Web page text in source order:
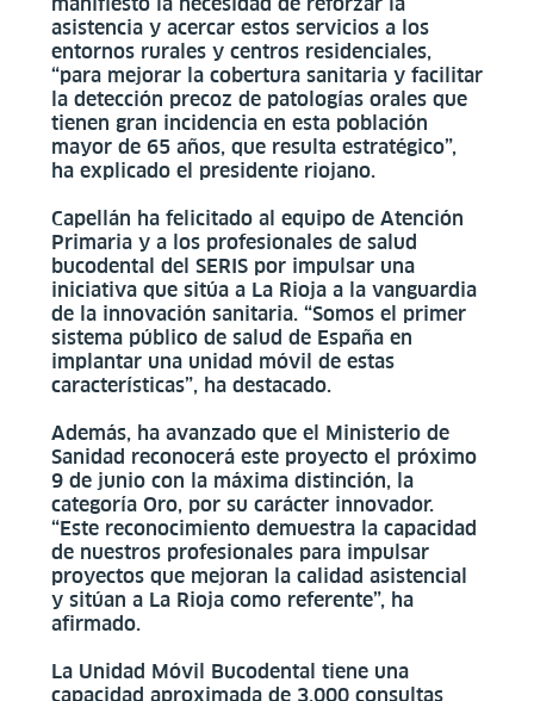
asistencia y acercar estos servicios a los
entornos rurales y centros residenciales,
“para mejorar la cobertura sanitaria y facilitar
la detección precoz de patologías orales que
tienen gran incidencia en esta población
mayor de 65 años, que resulta estratégico”,
ha explicado el presidente riojano.
Capellán ha felicitado al equipo de Atención
Primaria y a los profesionales de salud
bucodental del SERIS por impulsar una
iniciativa que sitúa a La Rioja a la vanguardia
de la innovación sanitaria. “Somos el primer
sistema público de salud de España en
implantar una unidad móvil de estas
características”, ha destacado.
Además, ha avanzado que el Ministerio de
Sanidad reconocerá este proyecto el próximo
9 de junio con la máxima distinción, la
categoría Oro, por su carácter innovador.
“Este reconocimiento demuestra la capacidad
de nuestros profesionales para impulsar
proyectos que mejoran la calidad asistencial
y sitúan a La Rioja como referente”, ha
afirmado.
La Unidad Móvil Bucodental tiene una
capacidad aproximada de 3.000 consultas